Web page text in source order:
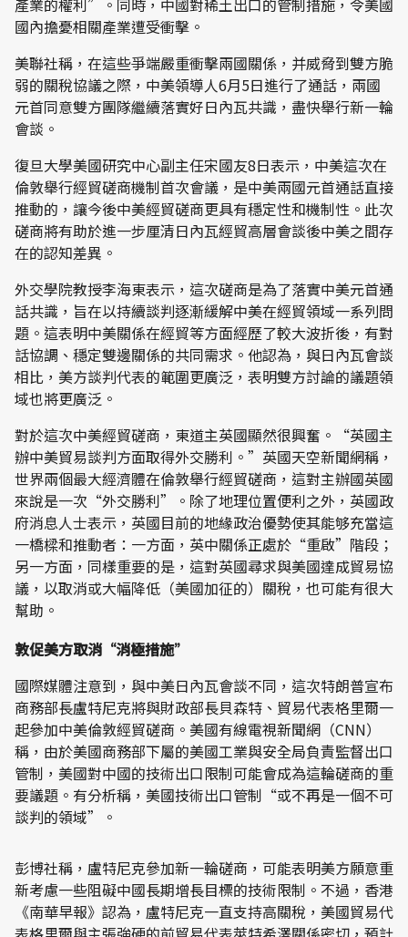
產業的權利”。同時，中國對稀土出口的管制措施，令美國
國內擔憂相關產業遭受衝擊。
美聯社稱，在這些爭端嚴重衝擊兩國關係，并威脅到雙方脆
弱的關稅協議之際，中美領導人6月5日進行了通話，兩國
元首同意雙方團隊繼續落實好日內瓦共識，盡快舉行新一輪
會談。
復旦大學美國研究中心副主任宋國友8日表示，中美這次在
倫敦舉行經貿磋商機制首次會議，是中美兩國元首通話直接
推動的，讓今後中美經貿磋商更具有穩定性和機制性。此次
磋商將有助於進一步厘清日內瓦經貿高層會談後中美之間存
在的認知差異。
外交學院教授李海東表示，這次磋商是為了落實中美元首通
話共識，旨在以持續談判逐漸緩解中美在經貿領域一系列問
題。這表明中美關係在經貿等方面經歷了較大波折後，有對
話協調、穩定雙邊關係的共同需求。他認為，與日內瓦會談
相比，美方談判代表的範圍更廣泛，表明雙方討論的議題領
域也將更廣泛。
對於這次中美經貿磋商，東道主英國顯然很興奮。“英國主
辦中美貿易談判方面取得外交勝利。”英國天空新聞網稱，
世界兩個最大經濟體在倫敦舉行經貿磋商，這對主辦國英國
來說是一次“外交勝利”。除了地理位置便利之外，英國政
府消息人士表示，英國目前的地緣政治優勢使其能够充當這
一橋樑和推動者：一方面，英中關係正處於“重啟”階段；
另一方面，同樣重要的是，這對英國尋求與美國達成貿易協
議，以取消或大幅降低（美國加征的）關稅，也可能有很大
幫助。
敦促美方取消“消極措施”
國際媒體注意到，與中美日內瓦會談不同，這次特朗普宣布
商務部長盧特尼克將與財政部長貝森特、貿易代表格里爾一
起參加中美倫敦經貿磋商。美國有線電視新聞網（CNN）
稱，由於美國商務部下屬的美國工業與安全局負責監督出口
管制，美國對中國的技術出口限制可能會成為這輪磋商的重
要議題。有分析稱，美國技術出口管制“或不再是一個不可
談判的領域”。
彭博社稱，盧特尼克參加新一輪磋商，可能表明美方願意重
新考慮一些阻礙中國長期增長目標的技術限制。不過，香港
《南華早報》認為，盧特尼克一直支持高關稅，美國貿易代